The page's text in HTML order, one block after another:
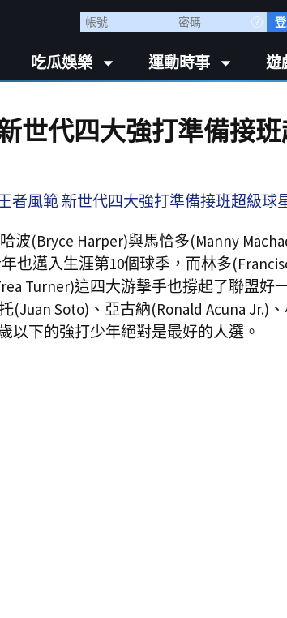
吃瓜娛樂 運動時事 遊
世代四大強打準備接
波(Bryce Harper)與馬恰多(Manny
也邁入生涯第10個球季，而林多
Turner)這四大游擊手也撐起了聯盟好
Soto)、亞古納(Ronald Acuna Jr.)
以下的強打少年絕對是最好的人選。